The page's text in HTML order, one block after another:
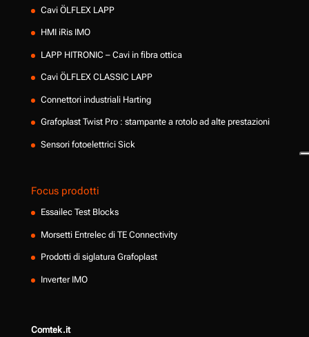
Cavi ÖLFLEX LAPP
HMI iRis IMO
LAPP HITRONIC – Cavi in fibra ottica
Cavi ÖLFLEX CLASSIC LAPP
Connettori industriali Harting
Grafoplast Twist Pro : stampante a rotolo ad alte prestazioni
Sensori fotoelettrici Sick
Focus prodotti
Essailec Test Blocks
Morsetti Entrelec di TE Connectivity
Prodotti di siglatura Grafoplast
Inverter IMO
Comtek.it